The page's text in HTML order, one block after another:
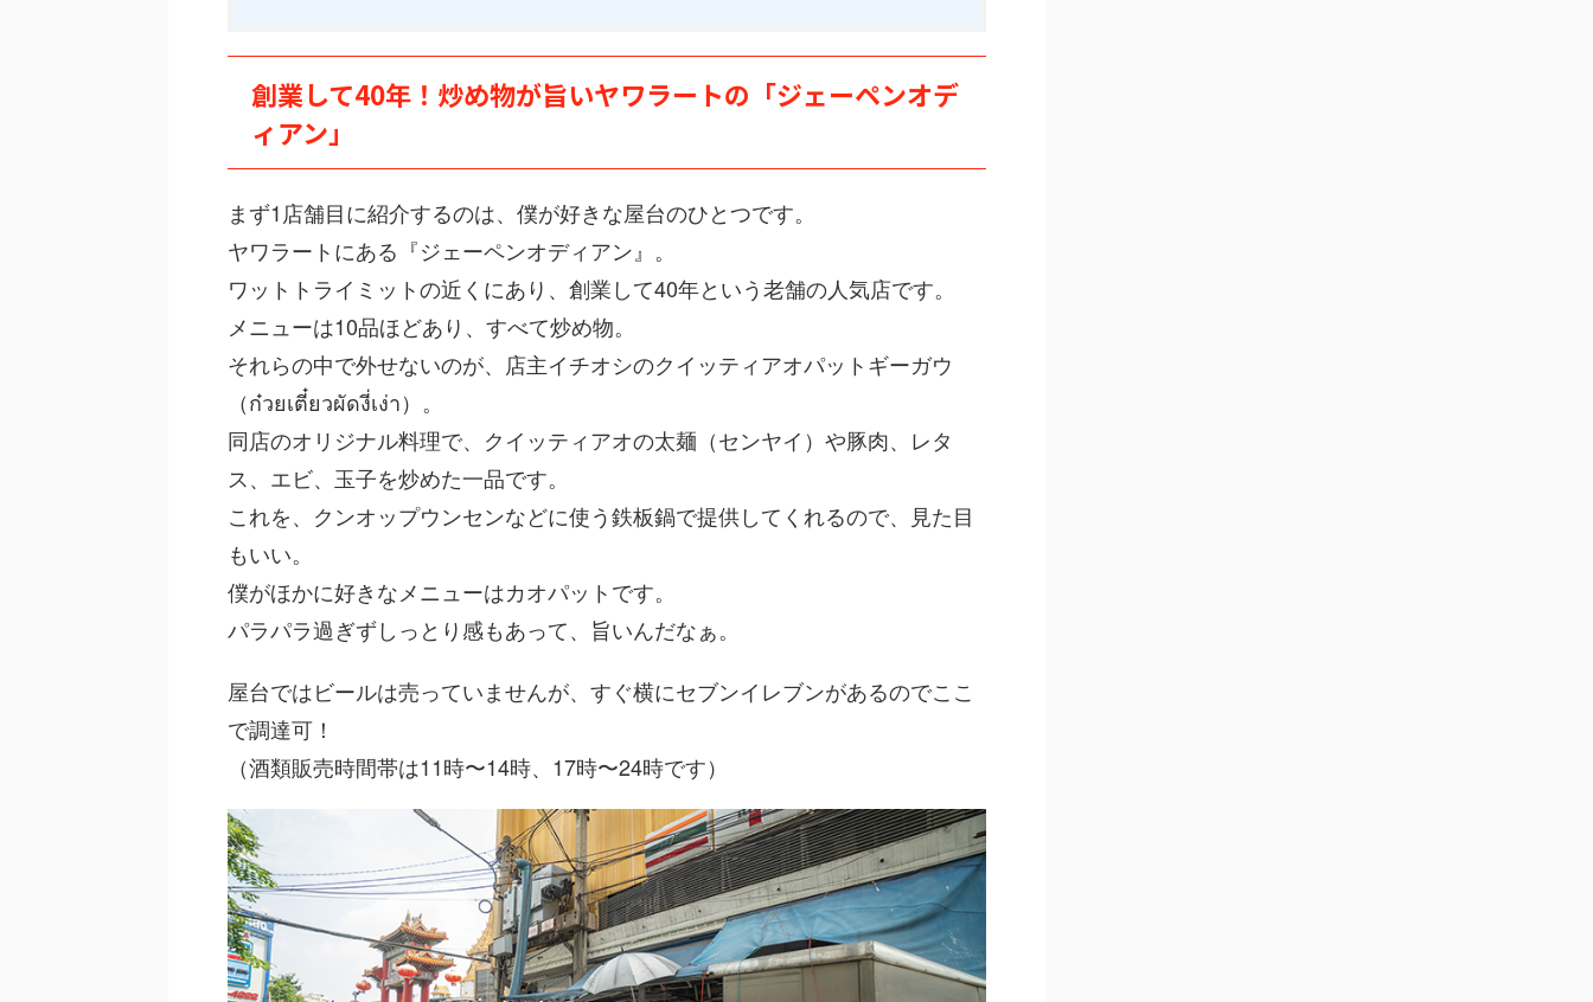
創業して40年！炒め物が旨いヤワラートの「ジェーペンオデ
ィアン」
まず1店舗目に紹介するのは、僕が好きな屋台のひとつです。
ヤワラートにある『ジェーペンオディアン』。
ワットトライミットの近くにあり、創業して40年という老舗の人気店です。
メニューは10品ほどあり、すべて炒め物。
それらの中で外せないのが、店主イチオシのクイッティアオパットギーガウ
（ก๋วยเตี๋ยวผัดงี่เง่า）。
同店のオリジナル料理で、クイッティアオの太麺（センヤイ）や豚肉、レタ
ス、エビ、玉子を炒めた一品です。
これを、クンオップウンセンなどに使う鉄板鍋で提供してくれるので、見た目
もいい。
僕がほかに好きなメニューはカオパットです。
パラパラ過ぎずしっとり感もあって、旨いんだなぁ。
屋台ではビールは売っていませんが、すぐ横にセブンイレブンがあるのでここ
で調達可！
（酒類販売時間帯は11時〜14時、17時〜24時です）